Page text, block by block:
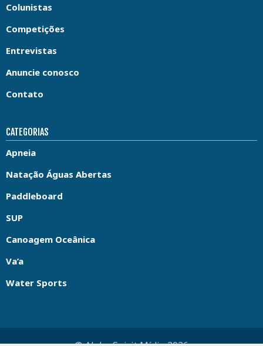
Colunistas
Competições
Entrevistas
Anuncie conosco
Contato
CATEGORIAS
Apneia
Natação Águas Abertas
Paddleboard
SUP
Canoagem Oceânica
Va’a
Water Sports